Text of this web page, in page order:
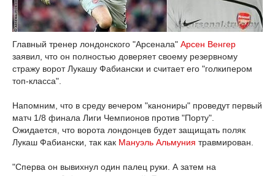
Главный тренер лондонского "Арсенала" Арсен Венгер
заявил, что он полностью доверяет своему резервному
стражу ворот Лукашу Фабиански и считает его "голкипером
топ-класса".
Напомним, что в среду вечером "канониры" проведут первый
матч 1/8 финала Лиги Чемпионов против "Порту".
Ожидается, что ворота лондонцев будет защищать поляк
Лукаш Фабиански, так как Мануэль Альмуния травмирован.
"Сперва он вывихнул один палец руки. А затем на